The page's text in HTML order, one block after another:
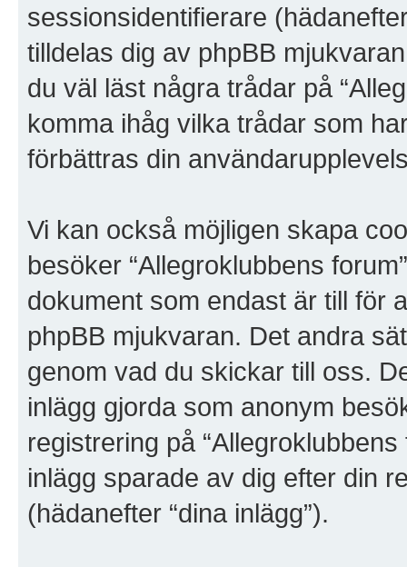
sessionsidentifierare
tilldelas dig av phpBB
du väl läst några trådar på
komma ihåg vilka trådar som
förbättras din
Vi kan också möjligen skapa
besöker “Allegroklubbens
dokument som endast är till för
phpBB mjukvaran. Det andra
genom vad du skickar till oss.
inlägg gjorda som anonym
registrering på
inlägg sparade av dig efter din
(hädanefter “dina inlägg”).